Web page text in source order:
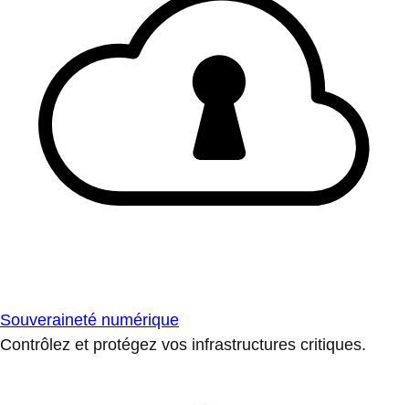
Souveraineté numérique
Contrôlez et protégez vos infrastructures critiques.